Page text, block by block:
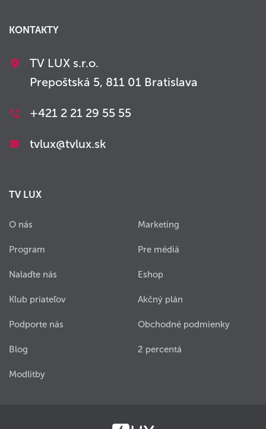
KONTAKTY
TV LUX s.r.o.
Prepoštská 5, 811 01 Bratislava
+421 2 21 29 55 55
tvlux@tvlux.sk
TV LUX
O nás
Program
Nalaďte nás
Klub priateľov
Podporte nás
Blog
Modlitby
Marketing
Pre médiá
Eshop
Akčný plán
Obchodné podmienky
2 percentá